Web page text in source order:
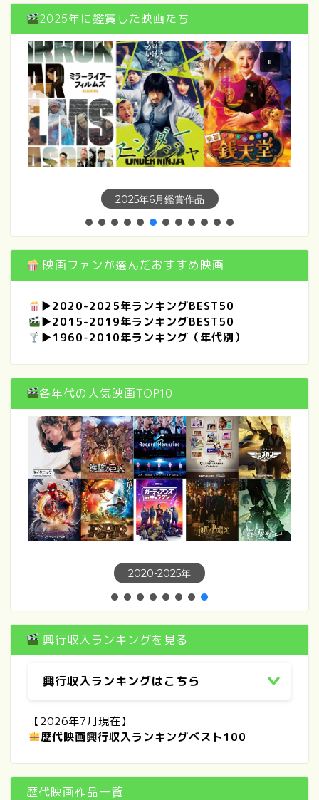
2025年に鑑賞した映画たち
2025年7月鑑賞作品
映画ファンが選んだおすすめ映画
▶2020-2025年ランキングBEST50
▶2015-2019年ランキングBEST50
▶1960-2010年ランキング（年代別）
各年代の人気映画TOP10
1960年以前
興行収入ランキングを見る
興行収入ランキングはこちら
【2026年7月現在】
歴代映画興行収入ランキングベスト100
歴代映画作品一覧